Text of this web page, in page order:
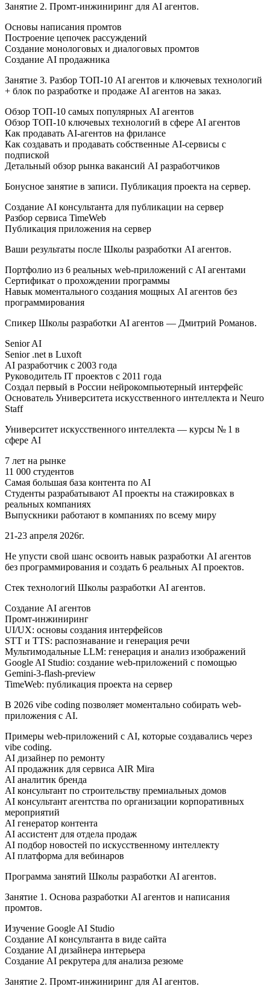
Занятие 2. Промт-инжиниринг для AI агентов.
Основы написания промтов
Построение цепочек рассуждений
Создание монологовых и диалоговых промтов
Создание AI продажника
Занятие 3. Разбор ТОП-10 AI агентов и ключевых технологий
+ блок по разработке и продаже AI агентов на заказ.
Обзор ТОП-10 самых популярных AI агентов
Обзор ТОП-10 ключевых технологий в сфере AI агентов
Как продавать AI-агентов на фрилансе
Как создавать и продавать собственные AI-сервисы с
подпиской
Детальный обзор рынка вакансий AI разработчиков
Бонусное занятие в записи. Публикация проекта на сервер.
Создание AI консультанта для публикации на сервер
Разбор сервиса TimeWeb
Публикация приложения на сервер
Ваши результаты после Школы разработки AI агентов.
Портфолио из 6 реальных web-приложений с AI агентами
Сертификат о прохождении программы
Навык моментального создания мощных AI агентов без
программирования
Спикер Школы разработки AI агентов — Дмитрий Романов.
Senior AI
Senior .net в Luxoft
AI разработчик с 2003 года
Руководитель IT проектов с 2011 года
Создал первый в России нейрокомпьютерный интерфейс
Основатель Университета искусственного интеллекта и Neuro
Staff
Университет искусственного интеллекта — курсы № 1 в
сфере AI
7 лет на рынке
11 000 студентов
Самая большая база контента по AI
Студенты разрабатывают AI проекты на стажировках в
реальных компаниях
Выпускники работают в компаниях по всему миру
21-23 апреля 2026г.
Не упусти свой шанс освоить навык разработки AI агентов
без программирования и создать 6 реальных AI проектов.
Стек технологий Школы разработки AI агентов.
Создание AI агентов
Промт-инжиниринг
UI/UX: основы создания интерфейсов
STT и TTS: распознавание и генерация речи
Мультимодальные LLM: генерация и анализ изображений
Google AI Studio: создание web-приложений с помощью
Gemini-3-flash-preview
TimeWeb: публикация проекта на сервер
В 2026 vibe coding позволяет моментально собирать web-
приложения с AI.
Примеры web-приложений с AI, которые создавались через
vibe coding.
AI дизайнер по ремонту
AI продажник для сервиса AIR Mira
AI аналитик бренда
AI консультант по строительству премиальных домов
AI консультант агентства по организации корпоративных
мероприятий
AI генератор контента
AI ассистент для отдела продаж
AI подбор новостей по искусственному интеллекту
AI платформа для вебинаров
Программа занятий Школы разработки AI агентов.
Занятие 1. Основа разработки AI агентов и написания
промтов.
Изучение Google AI Studio
Создание AI консультанта в виде сайта
Создание AI дизайнера интерьера
Создание AI рекрутера для анализа резюме
Занятие 2. Промт-инжиниринг для AI агентов.